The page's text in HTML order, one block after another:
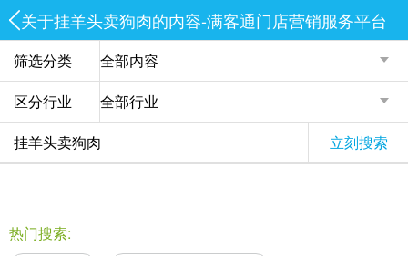
关于挂羊头卖狗肉的内容-满客通门店营销服务平台
筛选分类
区分行业
立刻搜索
热门搜索: